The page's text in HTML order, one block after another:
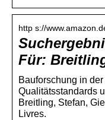
http s://
Für:
Bauforschung in
Qualitätsstandards
Breitling, Stefan,
Livres.